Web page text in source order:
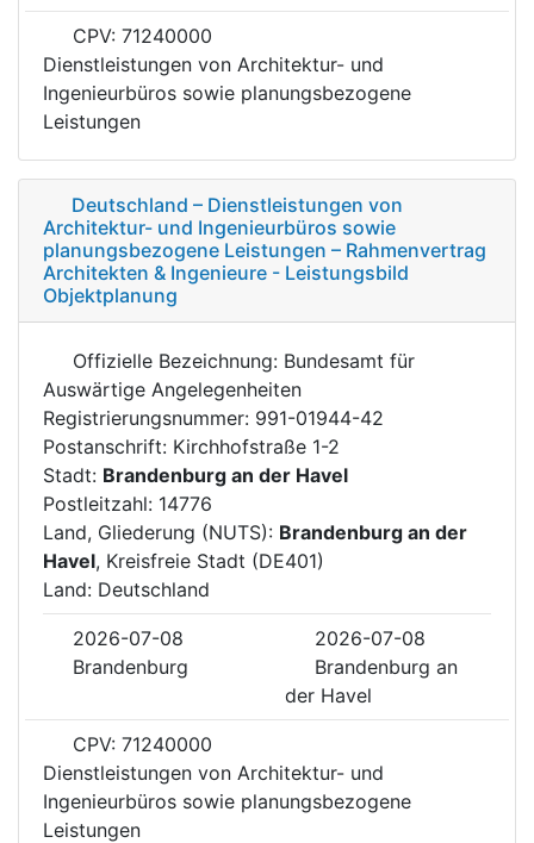
CPV: 71240000
Dienstleistungen von Architektur- und
Ingenieurbüros sowie planungsbezogene
Leistungen
Deutschland – Dienstleistungen von
Architektur- und Ingenieurbüros sowie
planungsbezogene Leistungen – Rahmenvertrag
Architekten & Ingenieure - Leistungsbild
Objektplanung
Offizielle Bezeichnung: Bundesamt für
Auswärtige Angelegenheiten
Registrierungsnummer: 991-01944-42
Postanschrift: Kirchhofstraße 1-2
Stadt: Brandenburg an der Havel
Postleitzahl: 14776
Land, Gliederung (NUTS): Brandenburg an der
Havel, Kreisfreie Stadt (DE401)
Land: Deutschland
2026-07-08
2026-07-08
Brandenburg
Brandenburg an
der Havel
CPV: 71240000
Dienstleistungen von Architektur- und
Ingenieurbüros sowie planungsbezogene
Leistungen